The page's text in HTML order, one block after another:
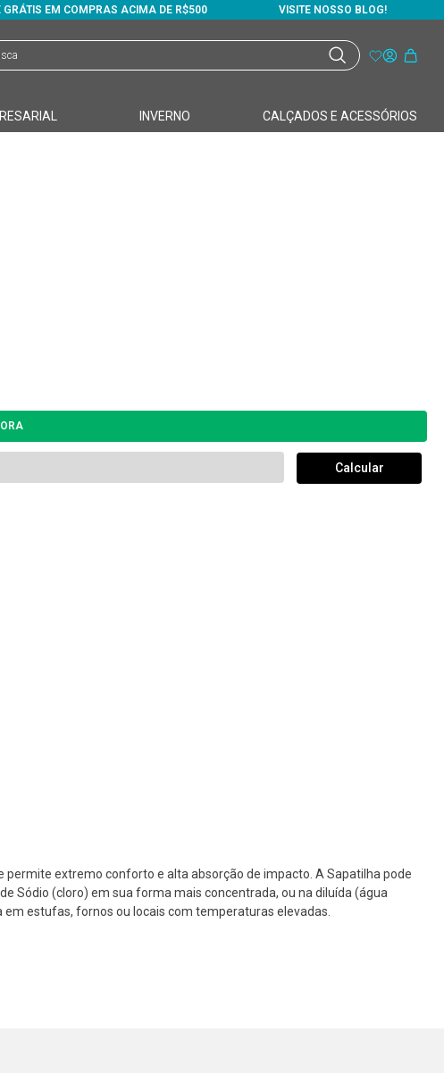
GRÁTIS EM COMPRAS ACIMA DE R$500 VISITE NOSSO BLOG!
INVERNO CALÇADOS E ACESSÓRIOS
extremo conforto e alta absorção de impacto. A Sapatilha pode
Sódio (cloro) em sua forma mais concentrada, ou na diluída (água
estufas, fornos ou locais com temperaturas elevadas.